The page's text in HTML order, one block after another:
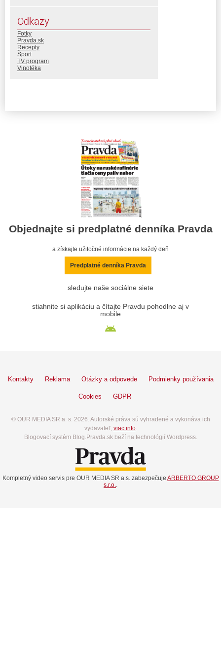
Odkazy
Fotky
Pravda.sk
Recepty
Šport
TV program
Vinotéka
Objednajte si predplatné denníka Pravda
a získajte užitočné informácie na každý deň
Predplatné denníka Pravda
sledujte naše sociálne siete
stiahnite si aplikáciu a čítajte Pravdu pohodlne aj v
mobile
Kontakty Reklama Otázky a odpovede Podmienky používania
Cookies GDPR
© OUR MEDIA SR a. s. 2026. Autorské práva sú vyhradené a vykonáva ich
vydavateľ, viac info.
Blogovací systém Blog.Pravda.sk beží na technológií Wordpress.
Kompletný video servis pre OUR MEDIA SR a.s. zabezpečuje ARBERTO GROUP
s.r.o..